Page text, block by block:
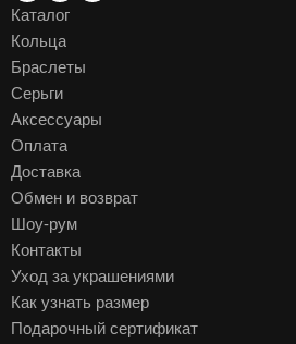
Каталог
Кольца
Браслеты
Серьги
Аксессуары
Оплата
Доставка
Обмен и возврат
Шоу-рум
Контакты
Уход за украшениями
Как узнать размер
Подарочный сертификат